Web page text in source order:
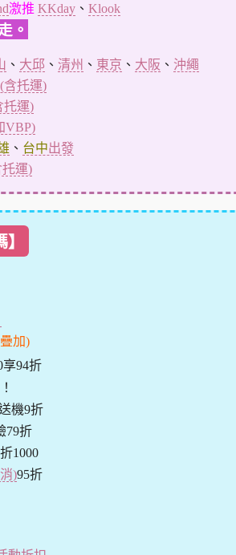
激推 KKday、 Klook
。
、 大邱 、 清州 、 東京 、 大阪 、 沖繩
含托運)
托運)
VBP)
、 台中出發
運)
加)
享94折
機9折
79折
1000
)95折